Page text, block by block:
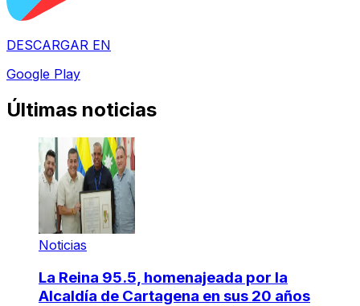
DESCARGAR EN
Google Play
Últimas noticias
Noticias
La Reina 95.5, homenajeada por la
Alcaldía de Cartagena en sus 20 años